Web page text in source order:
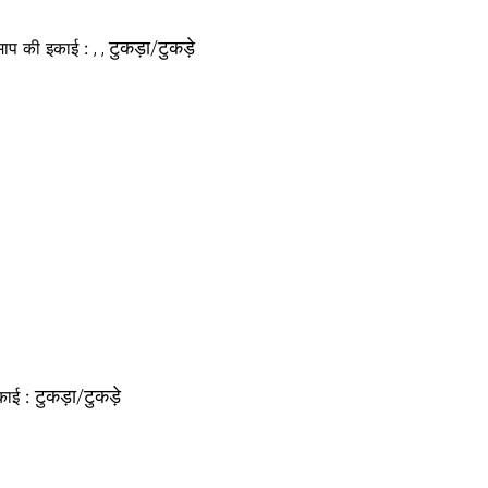
की इकाई : , , टुकड़ा/टुकड़े
:टुकड़ा/टुकड़े